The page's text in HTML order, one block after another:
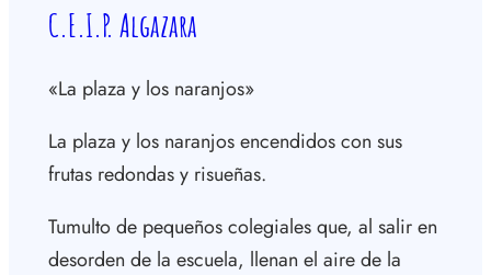
C.E.I.P. Algazara
«La plaza y los naranjos»
La plaza y los naranjos encendidos con sus
frutas redondas y risueñas.
Tumulto de pequeños colegiales que, al salir en
desorden de la escuela, llenan el aire de la